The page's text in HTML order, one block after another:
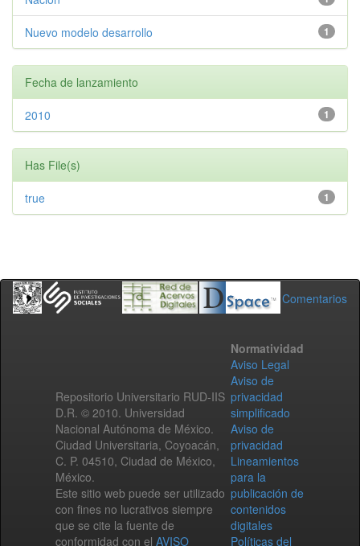
1
Nuevo modelo desarrollo
Fecha de lanzamiento
1
2010
Has File(s)
1
true
Comentarios
Repositorio Universitario RUD-IIS
D.R. © 2010. Universidad
Nacional Autónoma de México.
Ciudad Universitaria, Coyoacán,
C. P. 04510, Ciudad de México,
México.
Este sitio web puede ser utilizado
con fines no lucrativos siempre
que se cite la fuente de
conformidad con el AVISO
Normatividad
Aviso Legal
Aviso de
privacidad
simplificado
Aviso de
privacidad
Lineamientos
para la
publicación de
contenidos
digitales
Políticas del